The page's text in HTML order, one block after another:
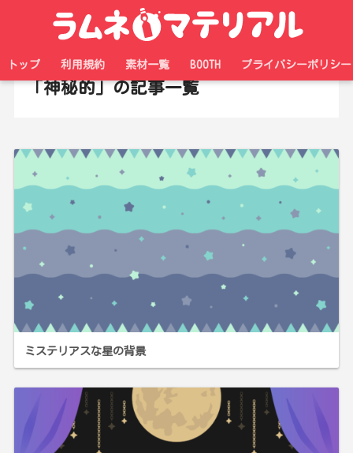
トップ 利用規約 素材一覧 BOOTH プライバシーポリシー
「神秘的」の記事一覧
ミステリアスな星の背景